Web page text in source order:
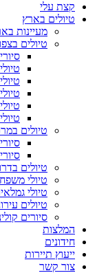
קצת עלי
טיולים בארץ
מעיינות
טיולים
טיולים
טיולים
טיולי
טיולי
טיולים
סיורים
המלצות
חידונים
ייעוץ תיירות
צור קשר